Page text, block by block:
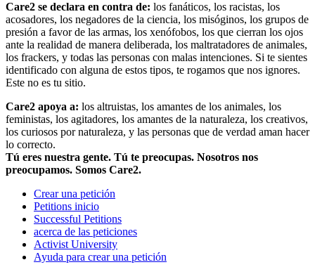
Care2 se declara en contra de: los fanáticos, los racistas, los
acosadores, los negadores de la ciencia, los misóginos, los grupos de
presión a favor de las armas, los xenófobos, los que cierran los ojos
ante la realidad de manera deliberada, los maltratadores de animales,
los frackers, y todas las personas con malas intenciones. Si te sientes
identificado con alguna de estos tipos, te rogamos que nos ignores.
Este no es tu sitio.
Care2 apoya a: los altruistas, los amantes de los animales, los
feministas, los agitadores, los amantes de la naturaleza, los creativos,
los curiosos por naturaleza, y las personas que de verdad aman hacer
lo correcto.
Tú eres nuestra gente. Tú te preocupas. Nosotros nos
preocupamos. Somos Care2.
Crear una petición
Petitions inicio
Successful Petitions
acerca de las peticiones
Activist University
Ayuda para crear una petición